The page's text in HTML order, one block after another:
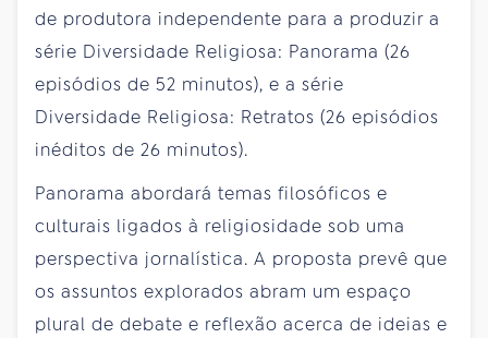
de produtora independente para a produzir a
série Diversidade Religiosa: Panorama (26
episódios de 52 minutos), e a série
Diversidade Religiosa: Retratos (26 episódios
inéditos de 26 minutos).
Panorama abordará temas filosóficos e
culturais ligados à religiosidade sob uma
perspectiva jornalística. A proposta prevê que
os assuntos explorados abram um espaço
plural de debate e reflexão acerca de ideias e